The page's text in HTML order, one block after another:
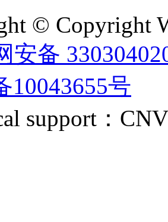
© Copyright
安备
10043655号
support：